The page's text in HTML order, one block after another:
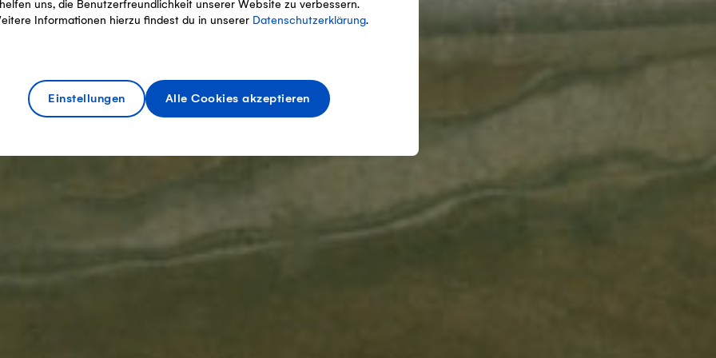
uns, die Benutzerfreundlichkeit unserer Website zu verbessern.
Informationen hierzu findest du in unserer Datenschutzerklärung.
Einstellungen Alle Cookies akzeptieren